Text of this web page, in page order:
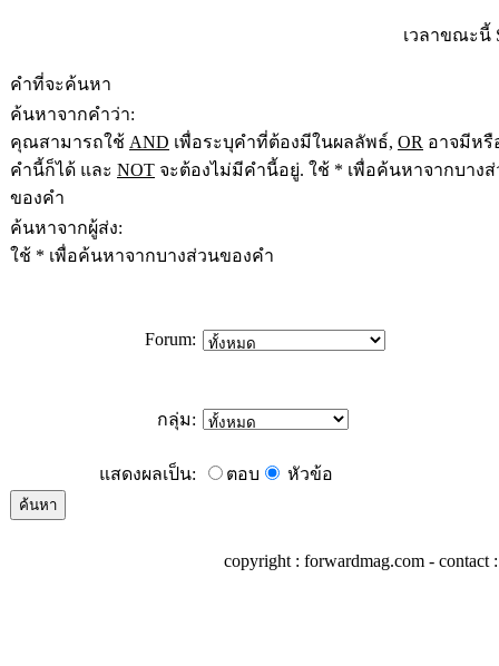
เวลาขณะนี้
คำที่จะค้นหา
ค้นหาจากคำว่า:
คุณสามารถใช้ AND เพื่อระบุคำที่ต้องมีในผลลัพธ์, OR อาจมีหรื
คำนี้ก็ได้ และ NOT จะต้องไม่มีคำนี้อยู่. ใช้ * เพื่อค้นหาจากบาง
ของคำ
ค้นหาจากผู้ส่ง:
ใช้ * เพื่อค้นหาจากบางส่วนของคำ
Forum:
กลุ่ม:
แสดงผลเป็น: ตอบ หัวข้อ
copyright : forwardmag.com - contact